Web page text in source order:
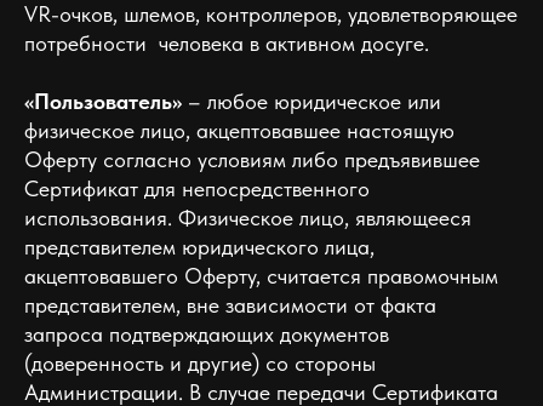
VR-очков, шлемов, контроллеров, удовлетворяющее
потребности человека в активном досуге.
«Пользователь» – любое юридическое или
физическое лицо, акцептовавшее настоящую
Оферту согласно условиям либо предъявившее
Сертификат для непосредственного
использования. Физическое лицо, являющееся
представителем юридического лица,
акцептовавшего Оферту, считается правомочным
представителем, вне зависимости от факта
запроса подтверждающих документов
(доверенность и другие) со стороны
Администрации. В случае передачи Сертификата